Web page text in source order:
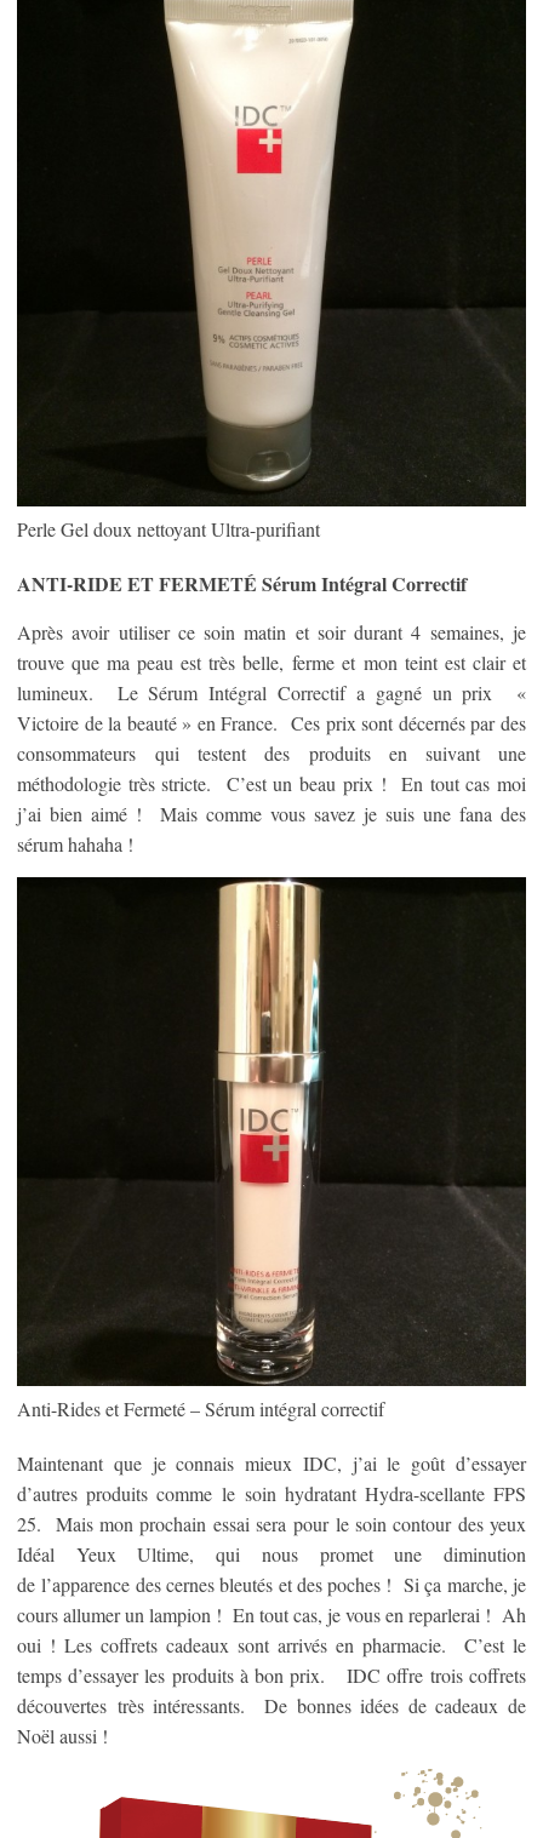
Perle Gel doux nettoyant Ultra-purifiant
ANTI-RIDE ET FERMETÉ Sérum Intégral Correctif
Après avoir utiliser ce soin matin et soir durant 4 semaines, je
trouve que ma peau est très belle, ferme et mon teint est clair et
lumineux. Le Sérum Intégral Correctif a gagné un prix «
Victoire de la beauté » en France. Ces prix sont décernés par des
consommateurs qui testent des produits en suivant une
méthodologie très stricte. C’est un beau prix ! En tout cas moi
j’ai bien aimé ! Mais comme vous savez je suis une fana des
sérum hahaha !
Anti-Rides et Fermeté – Sérum intégral correctif
Maintenant que je connais mieux IDC, j’ai le goût d’essayer
d’autres produits comme le soin hydratant Hydra-scellante FPS
25. Mais mon prochain essai sera pour le soin contour des yeux
Idéal Yeux Ultime, qui nous promet une diminution
de l’apparence des cernes bleutés et des poches ! Si ça marche, je
cours allumer un lampion ! En tout cas, je vous en reparlerai ! Ah
oui ! Les coffrets cadeaux sont arrivés en pharmacie. C’est le
temps d’essayer les produits à bon prix. IDC offre trois coffrets
découvertes très intéressants. De bonnes idées de cadeaux de
Noël aussi !